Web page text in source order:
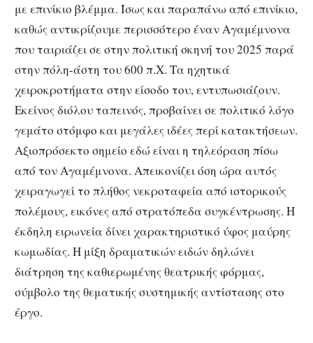
με επινίκιο βλέμμα. Ίσως και παραπάνω από επινίκιο,
καθώς αντικρίζουμε περισσότερο έναν Αγαμέμνονα
που ταιριάζει σε στην πολιτική σκηνή του 2025 παρά
στην πόλη-άστη του 600 π.Χ. Τα ηχητικά
χειροκροτήματα στην είσοδο του, εντυπωσιάζουν.
Εκείνος διόλου ταπεινός, προβαίνει σε πολιτικό λόγο
γεμάτο στόμφο και μεγάλες ιδέες περί κατακτήσεων.
Αξιοπρόσεκτο σημείο εδώ είναι η τηλεόραση πίσω
από τον Αγαμέμνονα. Απεικονίζει όση ώρα αυτός
χειραγωγεί το πλήθος νεκροταφεία από ιστορικούς
πολέμους, εικόνες από στρατόπεδα συγκέντρωσης. Η
έκδηλη ειρωνεία δίνει χαρακτηριστικό ύφος μαύρης
κωμωδίας. Η μίξη δραματικών ειδών δηλώνει
διάτρηση της καθιερωμένης θεατρικής φόρμας,
σύμβολο της θεματικής συστημικής αντίστασης στο
έργο.